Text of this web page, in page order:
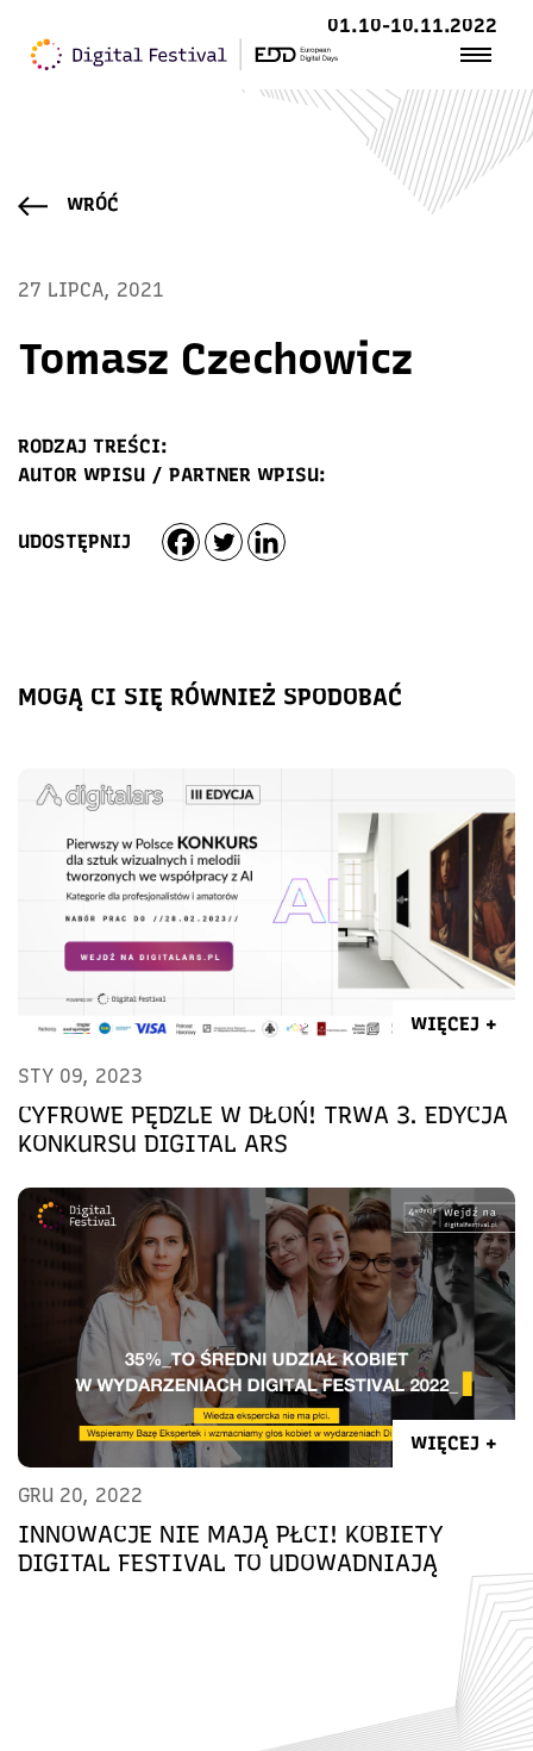
01.10-10.11.2022
WRÓĆ
27 LIPCA, 2021
Tomasz Czechowicz
RODZAJ TREŚCI:
AUTOR WPISU / PARTNER WPISU:
UDOSTĘPNIJ
MOGĄ CI SIĘ RÓWNIEŻ SPODOBAĆ
WIĘCEJ +
STY 09, 2023
CYFROWE PĘDZLE W DŁOŃ! TRWA 3. EDYCJA
KONKURSU DIGITAL ARS
WIĘCEJ +
GRU 20, 2022
INNOWACJE NIE MAJĄ PŁCI! KOBIETY
DIGITAL FESTIVAL TO UDOWADNIAJĄ